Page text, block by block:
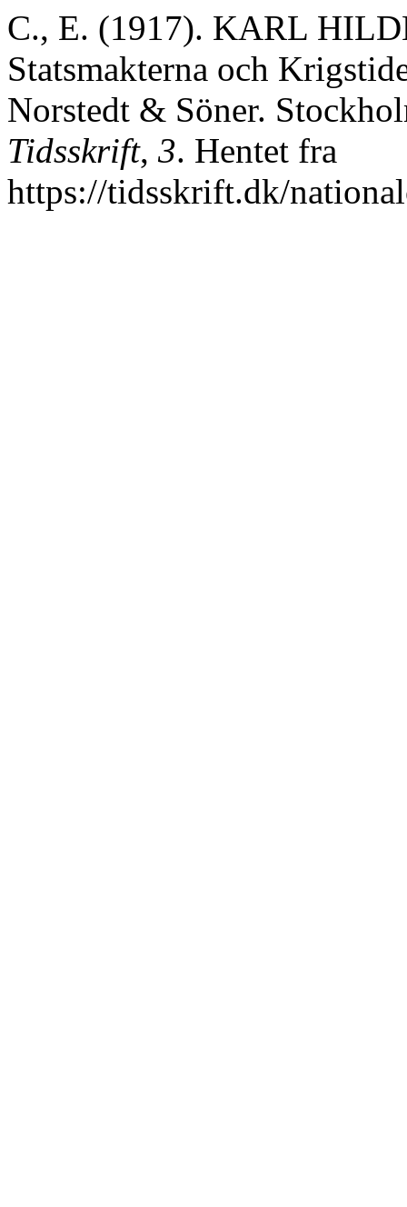
C., E. (1917). KARL
Statsmakterna och
Norstedt & Söner.
Tidsskrift, 3. Hentet fra
https://tidsskrift.dk/